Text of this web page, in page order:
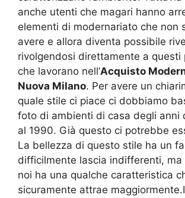
anche utenti che magari hanno
elementi di modernariato che non
avere e allora diventa possibile
rivolgendosi direttamente a questi
che lavorano nell’Acquisto
Nuova Milano. Per avere un
quale stile ci piace ci dobbiamo
foto di ambienti di casa degli anni
al 1990. Già questo ci potrebbe
La bellezza di questo stile ha un
difficilmente lascia indifferenti, ma
noi ha una qualche caratteristica
sicuramente attrae